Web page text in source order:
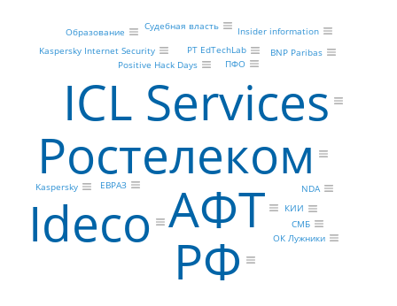
Ростелеком
ICL Services
Ideco АФТ
РФ
Kaspersky ЕВРАЗ
ОК Лужники
BNP Paribas
PT EdTechLab
Kaspersky Internet Security
ПФО
СМБ
КИИ
NDA
Insider information
Судебная власть
Образование
Positive Hack Days